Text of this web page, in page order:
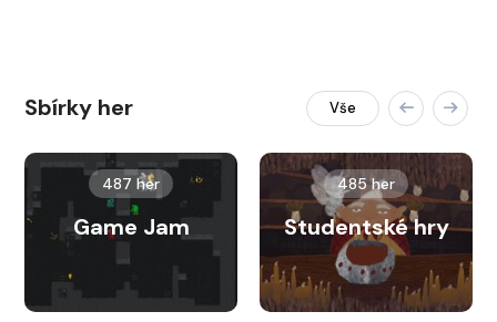
Sbírky her Vše
487 her
Game Jam
485 her
Studentské hry